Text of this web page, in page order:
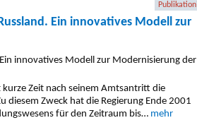
Publikation
Ein innovatives Modell zur
Zeit nach seinem Amtsantritt die
diesem Zweck hat die Regierung Ende 2001
für den Zeitraum bis… mehr